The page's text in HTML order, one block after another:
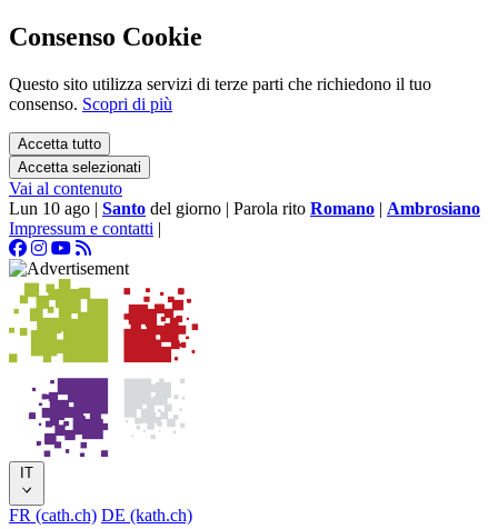
Consenso Cookie
Questo sito utilizza servizi di terze parti che richiedono il tuo
consenso. Scopri di più
Accetta tutto
Accetta selezionati
Vai al contenuto
Lun 10 ago | Santo del giorno | Parola rito Romano | Ambrosiano
Impressum e contatti |
IT
FR (cath.ch) DE (kath.ch)